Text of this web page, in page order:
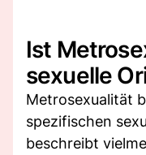
Ist
sexuelle
Metrosexualität
spezifischen
beschreibt